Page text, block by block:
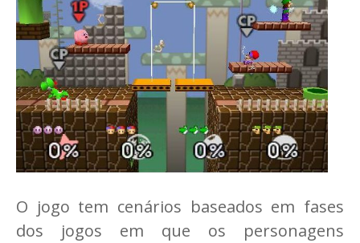
O jogo tem cenários baseados em fases
dos jogos em que os personagens